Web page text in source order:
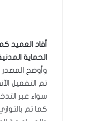
الحماية المدنية وإدارة الغابات وكذلك 8
وأوضح المصدر
تم التفعيل
سواء عبر
كما تم